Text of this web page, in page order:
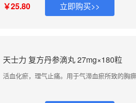
￥25.80 立即购买>>
天士力 复方丹参滴丸 27mg×180粒
活血化瘀，理气止痛。用于气滞血瘀所致的胸